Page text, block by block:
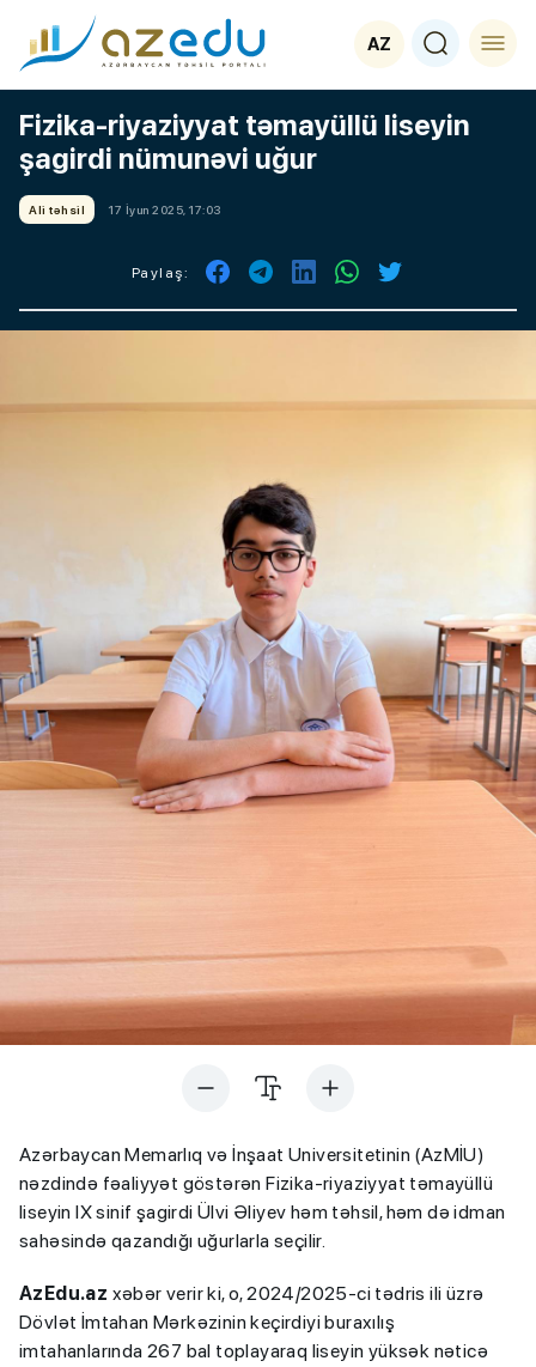
AZ
Fizika-riyaziyyat təmayüllü liseyin
şagirdi nümunəvi uğur
Ali təhsil 17 İyun 2025, 17:03
Paylaş:
Azərbaycan Memarlıq və İnşaat Universitetinin (AzMİU)
nəzdində fəaliyyət göstərən Fizika-riyaziyyat təmayüllü
liseyin IX sinif şagirdi Ülvi Əliyev həm təhsil, həm də idman
sahəsində qazandığı uğurlarla seçilir.
AzEdu.az xəbər verir ki, o, 2024/2025-ci tədris ili üzrə
Dövlət İmtahan Mərkəzinin keçirdiyi buraxılış
imtahanlarında 267 bal toplayaraq liseyin yüksək nəticə